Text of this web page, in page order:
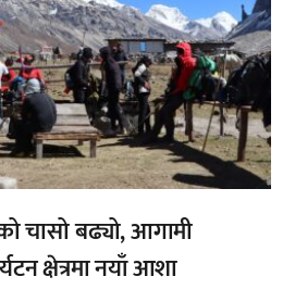
चासो बढ्यो, आगामी
क्षेत्रमा नयाँ आशा